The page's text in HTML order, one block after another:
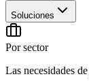
Soluciones
Por sector
Las necesidades